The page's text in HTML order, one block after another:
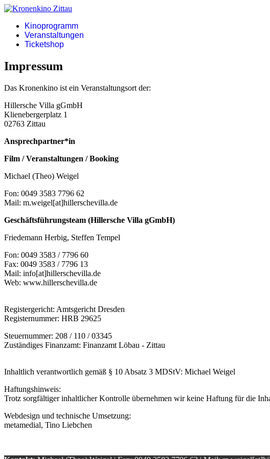
Kinoprogramm
Veranstaltungen
Ticketshop
Impressum
Das Kronenkino ist ein Veranstaltungsort der:
Hillersche Villa gGmbH
Klienebergerplatz 1
02763 Zittau
Ansprechpartner*in
Film / Veranstaltungen / Booking
Michael (Theo) Weigel
Fon: 0049 3583 7796 62
Mail: m.weigel[at]hillerschevilla.de
Geschäftsführungsteam (Hillersche Villa gGmbH)
Friedemann Herbig, Steffen Tempel
Fon: 0049 3583 / 7796 60
Fax: 0049 3583 / 7796 13
Mail: info[at]hillerschevilla.de
Web: www.hillerschevilla.de
Registergericht: Amtsgericht Dresden
Registernummer: HRB 29625
Steuernummer: 208 / 110 / 03345
Zuständiges Finanzamt: Finanzamt Löbau - Zittau
Inhaltlich verantwortlich gemäß § 10 Absatz 3 MDStV: Michael Weigel
Haftungshinweis:
Trotz sorgfältiger inhaltlicher Kontrolle übernehmen wir keine Haftung für die
Webdesign und technische Umsetzung:
metamedial, Tino Liebchen